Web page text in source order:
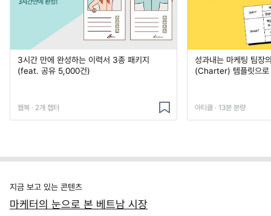
3시간 만에 완성하는 이력서 3종 패키지
(feat. 공유 5,000건)
웹북 · 2개 챕터
성과내는 마케팅 팀장
(Charter) 템플릿으로
아티클 · 13분 분량
지금 보고 있는 콘텐츠
마케터의 눈으로 본 베트남 시장